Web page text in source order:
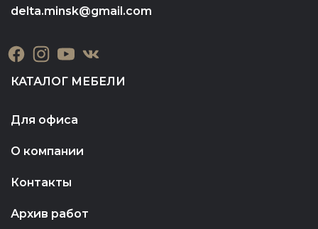
delta.minsk@gmail.com
КАТАЛОГ МЕБЕЛИ
Для офиса
О компании
Контакты
Архив работ